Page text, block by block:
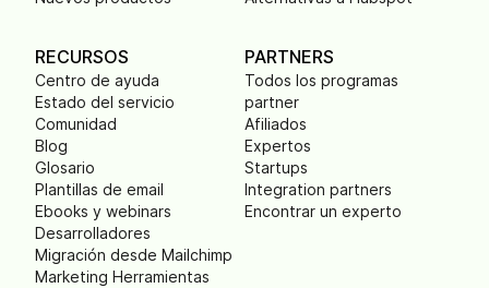
RECURSOS
Centro de ayuda
Estado del servicio
Comunidad
Blog
Glosario
Plantillas de email
Ebooks y webinars
Desarrolladores
Migración desde Mailchimp
Marketing Herramientas
PARTNERS
Todos los programas
partner
Afiliados
Expertos
Startups
Integration partners
Encontrar un experto